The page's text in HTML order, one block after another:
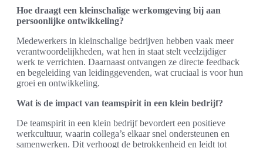
Hoe draagt een kleinschalige werkomgeving bij aan
persoonlijke ontwikkeling?
Medewerkers in kleinschalige bedrijven hebben vaak meer
verantwoordelijkheden, wat hen in staat stelt veelzijdiger
werk te verrichten. Daarnaast ontvangen ze directe feedback
en begeleiding van leidinggevenden, wat cruciaal is voor hun
groei en ontwikkeling.
Wat is de impact van teamspirit in een klein bedrijf?
De teamspirit in een klein bedrijf bevordert een positieve
werkcultuur, waarin collega’s elkaar snel ondersteunen en
samenwerken. Dit verhoogt de betrokkenheid en leidt tot